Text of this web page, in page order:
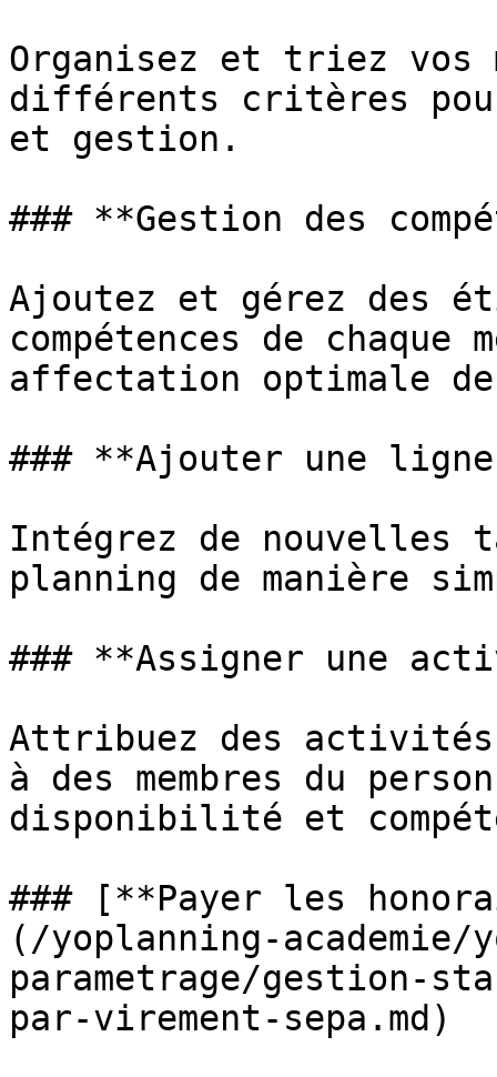
Organisez et triez vos
différents critères
et gestion.
### **Gestion des
Ajoutez et gérez des
compétences de chaque
affectation optimale
### **Ajouter une
Intégrez de nouvelles
planning de manière
### **Assigner une
Attribuez des activités
à des membres du
disponibilité et
### [**Payer les
(/yoplanning-academie/
parametrage/gestion-
par-virement-sepa.md)